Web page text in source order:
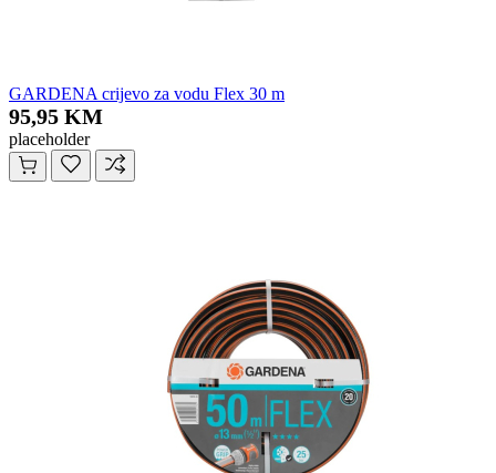
GARDENA crijevo za vodu Flex 30 m
95,95 KM
placeholder